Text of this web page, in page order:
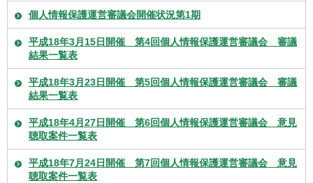
個人情報保護運営審議会開催状況第1期
平成18年3月15日開催 第4回個人情報保護運営審議会 審議
結果一覧表
平成18年3月23日開催 第5回個人情報保護運営審議会 審議
結果一覧表
平成18年4月27日開催 第6回個人情報保護運営審議会 意見
聴取案件一覧表
平成18年7月24日開催 第7回個人情報保護運営審議会 意見
聴取案件一覧表